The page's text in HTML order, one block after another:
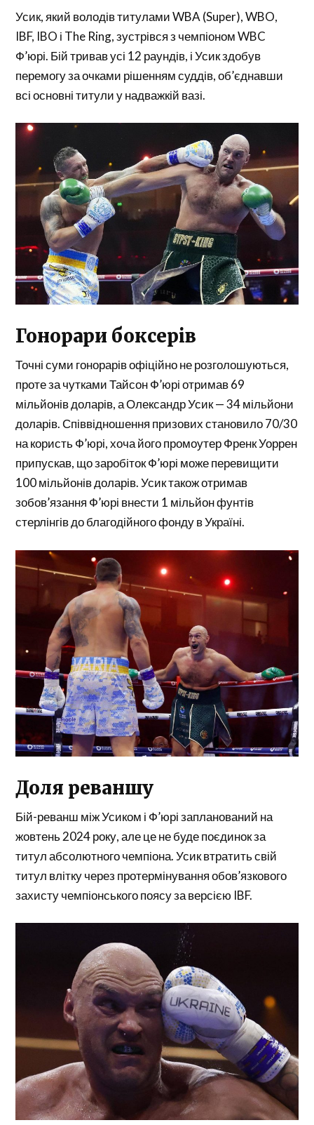
Усик, який володів титулами WBA (Super), WBO,
IBF, IBO і The Ring, зустрівся з чемпіоном WBC
Ф’юрі. Бій тривав усі 12 раундів, і Усик здобув
перемогу за очками рішенням суддів, об’єднавши
всі основні титули у надважкій вазі.
Гонорари боксерів
Точні суми гонорарів офіційно не розголошуються,
проте за чутками Тайсон Ф’юрі отримав 69
мільйонів доларів, а Олександр Усик — 34 мільйони
доларів. Співвідношення призових становило 70/30
на користь Ф’юрі, хоча його промоутер Френк Уоррен
припускав, що заробіток Ф’юрі може перевищити
100 мільйонів доларів. Усик також отримав
зобов’язання Ф’юрі внести 1 мільйон фунтів
стерлінгів до благодійного фонду в Україні.
Доля реваншу
Бій-реванш між Усиком і Ф’юрі запланований на
жовтень 2024 року, але це не буде поєдинок за
титул абсолютного чемпіона. Усик втратить свій
титул влітку через протермінування обов’язкового
захисту чемпіонського поясу за версією IBF.